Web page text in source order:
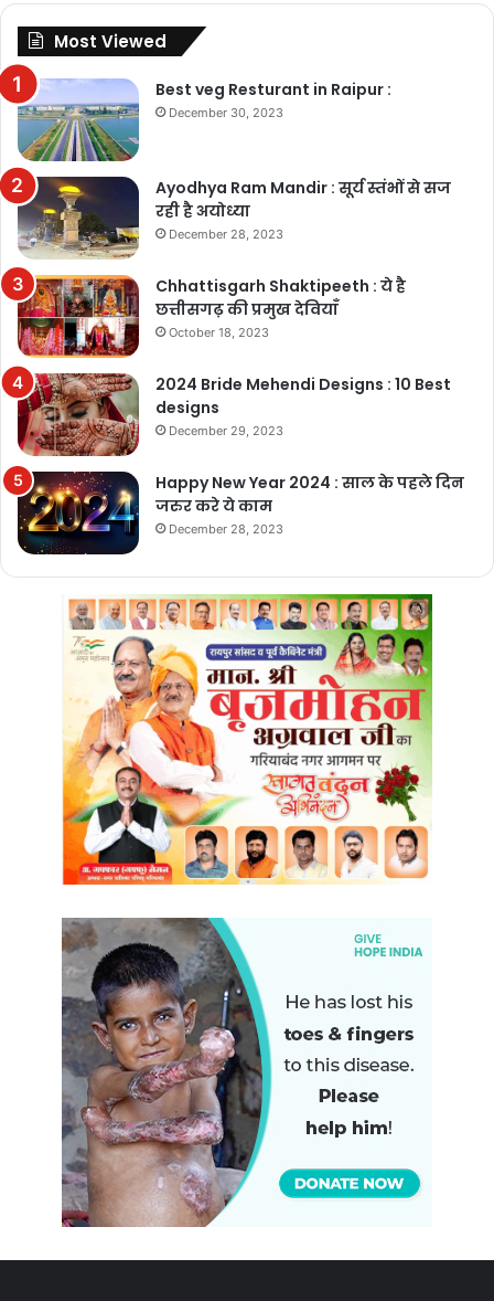
Most Viewed
Best veg Resturant in Raipur :
December 30, 2023
Ayodhya Ram Mandir : सूर्य स्तंभों से सज
रही है अयोध्या
December 28, 2023
Chhattisgarh Shaktipeeth : ये है
छत्तीसगढ़ की प्रमुख देवियाँ
October 18, 2023
2024 Bride Mehendi Designs : 10 Best
designs
December 29, 2023
Happy New Year 2024 : साल के पहले दिन
जरुर करे ये काम
December 28, 2023